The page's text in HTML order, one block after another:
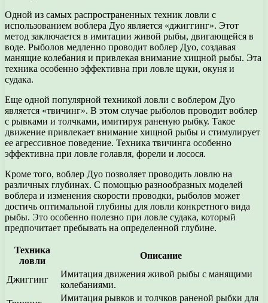
Одной из самых распространенных техник ловли с
использованием воблера Дуо является «джиггинг». Этот
метод заключается в имитации живой рыбы, двигающейся в
воде. Рыболов медленно проводит воблер Дуо, создавая
манящие колебания и привлекая внимание хищной рыбы. Эта
техника особенно эффективна при ловле щуки, окуня и
судака.
Еще одной популярной техникой ловли с воблером Дуо
является «твичинг». В этом случае рыболов проводит воблер
с рывками и толчками, имитируя раненую рыбку. Такое
движение привлекает внимание хищной рыбы и стимулирует
ее агрессивное поведение. Техника твичинга особенно
эффективна при ловле голавля, форели и лосося.
Кроме того, воблер Дуо позволяет проводить ловлю на
различных глубинах. С помощью разнообразных моделей
воблера и изменения скорости проводки, рыболов может
достичь оптимальной глубины для ловли конкретного вида
рыбы. Это особенно полезно при ловле судака, который
предпочитает пребывать на определенной глубине.
Техника
ловли
Описание
Джиггинг
Имитация движения живой рыбы с манящими
колебаниями.
Имитация рывков и толчков раненой рыбки для